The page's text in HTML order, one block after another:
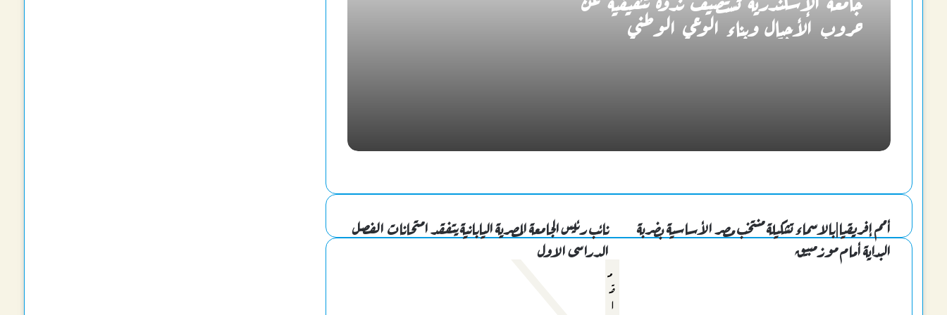
حروب الأجيال وبناء الوعي الوطني
“شاطئ الفن” يفتتح فعالياته في مطروح والإسكندرية.. 118
أمم إفريقيا|بالاسماء تشكيلة منتخب مصر الأساسية بضربة
البداية أمام موزمبيق
نائب رئيس الجامعة المصرية اليابانية يتفقد امتحانات الفصل
الدراسى الاول
م
ق
ا